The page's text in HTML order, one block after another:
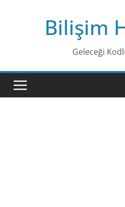
Bilişim
Geleceği